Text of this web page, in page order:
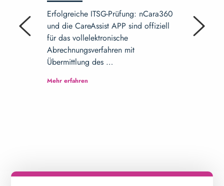
Erfolgreiche ITSG-Prüfung: nCara360
und die CareAssist APP sind offiziell
für das vollelektronische
Abrechnungsverfahren mit
Übermittlung des …
Mehr erfahren
Mit
sicheren
Liquidität.